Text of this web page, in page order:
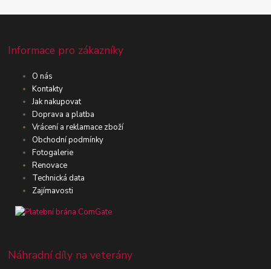
Informace pro zákazníky
O nás
Kontakty
Jak nakupovat
Doprava a platba
Vrácení a reklamace zboží
Obchodní podmínky
Fotogalerie
Renovace
Technická data
Zajímavosti
Náhradní díly na veterány